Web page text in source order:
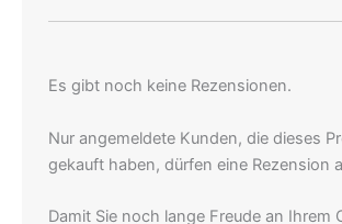
Es gibt noch keine Rezensionen.
Nur angemeldete Kunden, die dieses
gekauft haben, dürfen eine Rezension
Damit Sie noch lange Freude an Ihrem